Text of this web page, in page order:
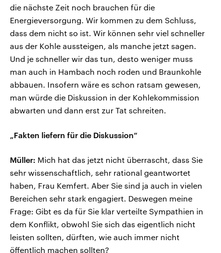
die nächste Zeit noch brauchen für die
Energieversorgung. Wir kommen zu dem Schluss,
dass dem nicht so ist. Wir können sehr viel schneller
aus der Kohle aussteigen, als manche jetzt sagen.
Und je schneller wir das tun, desto weniger muss
man auch in Hambach noch roden und Braunkohle
abbauen. Insofern wäre es schon ratsam gewesen,
man würde die Diskussion in der Kohlekommission
abwarten und dann erst zur Tat schreiten.
„Fakten liefern für die Diskussion“
Müller: Mich hat das jetzt nicht überrascht, dass Sie
sehr wissenschaftlich, sehr rational geantwortet
haben, Frau Kemfert. Aber Sie sind ja auch in vielen
Bereichen sehr stark engagiert. Deswegen meine
Frage: Gibt es da für Sie klar verteilte Sympathien in
dem Konflikt, obwohl Sie sich das eigentlich nicht
leisten sollten, dürften, wie auch immer nicht
öffentlich machen sollten?